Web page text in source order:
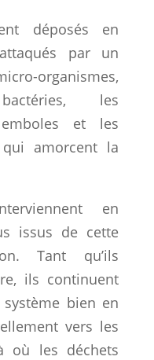
déposés en
par un
organismes,
les
et les
amorcent la
en
issus de cette
Tant qu’ils
ils continuent
bien en
vers les
où les déchets